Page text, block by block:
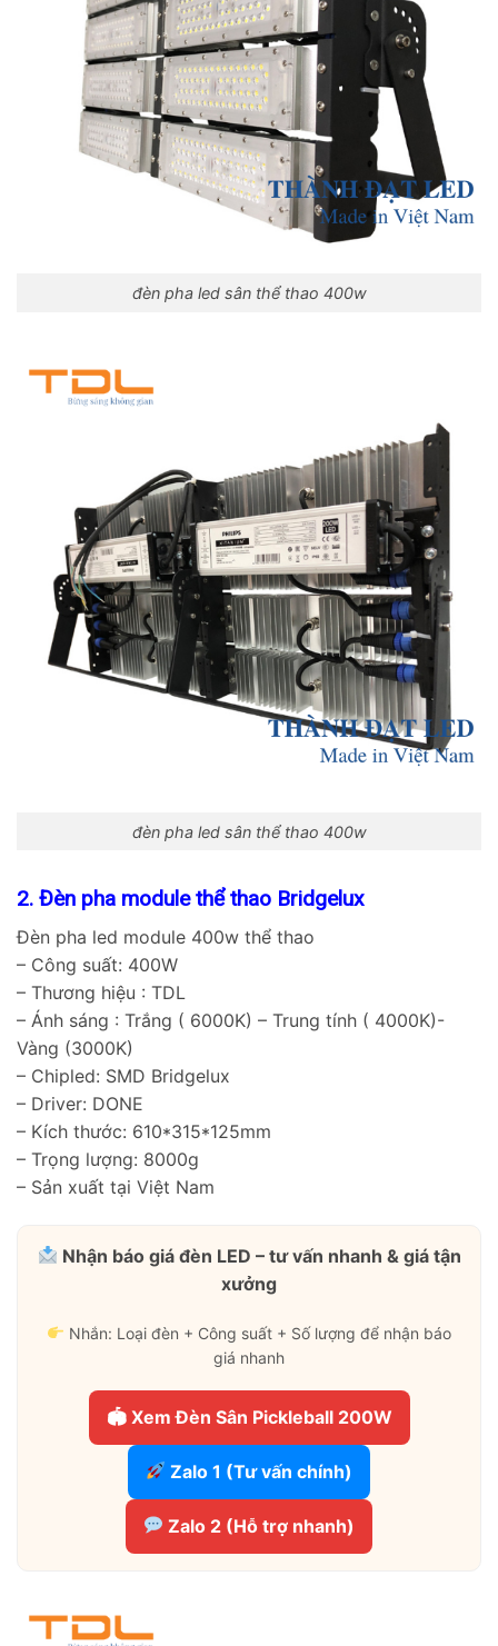
đèn pha led sân thể thao 400w
đèn pha led sân thể thao 400w
2. Đèn pha module thể thao Bridgelux
Đèn pha led module 400w thể thao
– Công suất: 400W
– Thương hiệu : TDL
– Ánh sáng : Trắng ( 6000K) – Trung tính ( 4000K)-
Vàng (3000K)
– Chipled: SMD Bridgelux
– Driver: DONE
– Kích thước: 610*315*125mm
– Trọng lượng: 8000g
– Sản xuất tại Việt Nam
Nhận báo giá đèn LED – tư vấn nhanh & giá tận
xưởng
Nhắn: Loại đèn + Công suất + Số lượng để nhận báo
giá nhanh
🏟 Xem Đèn Sân Pickleball 200W
Zalo 1 (Tư vấn chính)
Zalo 2 (Hỗ trợ nhanh)